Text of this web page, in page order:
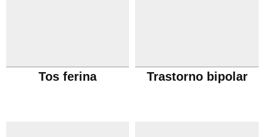
Tos ferina Trastorno bipolar